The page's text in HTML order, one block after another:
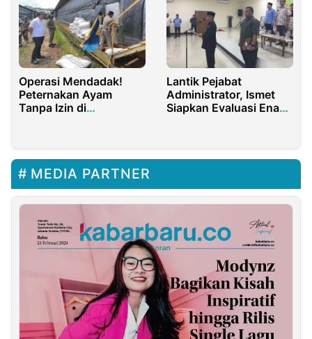
Operasi Mendadak!
Peternakan Ayam
Tanpa Izin di
Lantik Pejabat
Administrator, Ismet
Siapkan Evaluasi Enam
MEDIA PARTNER